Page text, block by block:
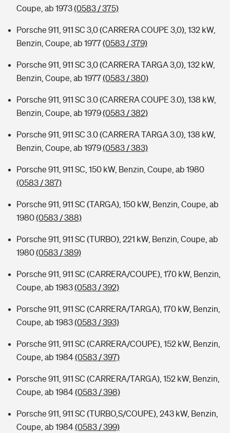
Coupe, ab 1973(0583 / 375)
Porsche 911, 911 SC 3,0 (CARRERA COUPE 3,0), 132 kW,
Benzin, Coupe, ab 1977(0583 / 379)
Porsche 911, 911 SC 3,0 (CARRERA TARGA 3,0), 132 kW,
Benzin, Coupe, ab 1977(0583 / 380)
Porsche 911, 911 SC 3.0 (CARRERA COUPE 3.0), 138 kW,
Benzin, Coupe, ab 1979(0583 / 382)
Porsche 911, 911 SC 3.0 (CARRERA TARGA 3.0), 138 kW,
Benzin, Coupe, ab 1979(0583 / 383)
Porsche 911, 911 SC, 150 kW, Benzin, Coupe, ab 1980
(0583 / 387)
Porsche 911, 911 SC (TARGA), 150 kW, Benzin, Coupe, ab
1980(0583 / 388)
Porsche 911, 911 SC (TURBO), 221 kW, Benzin, Coupe, ab
1980(0583 / 389)
Porsche 911, 911 SC (CARRERA/COUPE), 170 kW, Benzin,
Coupe, ab 1983(0583 / 392)
Porsche 911, 911 SC (CARRERA/TARGA), 170 kW, Benzin,
Coupe, ab 1983(0583 / 393)
Porsche 911, 911 SC (CARRERA/COUPE), 152 kW, Benzin,
Coupe, ab 1984(0583 / 397)
Porsche 911, 911 SC (CARRERA/TARGA), 152 kW, Benzin,
Coupe, ab 1984(0583 / 398)
Porsche 911, 911 SC (TURBO,S/COUPE), 243 kW, Benzin,
Coupe, ab 1984(0583 / 399)